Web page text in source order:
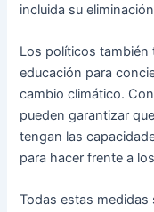
incluida su
Los políticos también
educación para
cambio climático.
pueden garantizar
tengan las
para hacer frente a
Todas estas